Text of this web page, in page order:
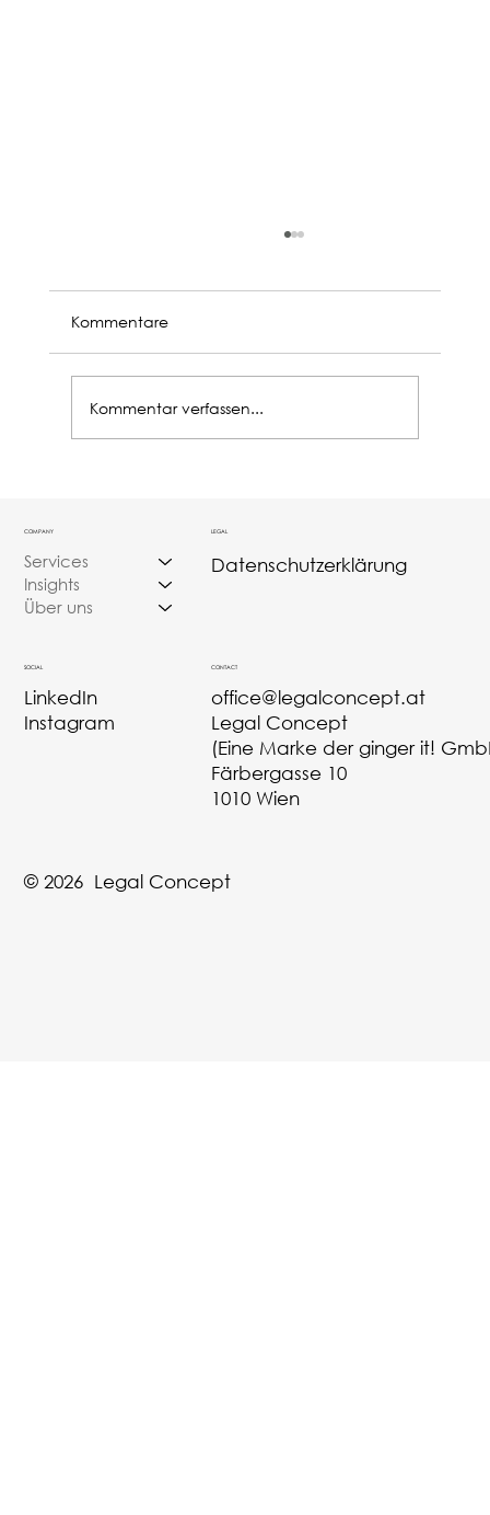
Kommentare
Kommentar verfassen...
COMPANY
Services
Insights
Über uns
LEGAL
Datenschutzerklärung
SOCIAL
LinkedIn
Instagram
CONTACT
office@legalconcept.at
Legal Concept
(Eine Marke der ginger it!
Färbergasse 10
1010 Wien
© 2026 Legal Concept